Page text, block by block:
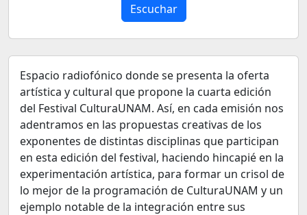
Escuchar
Espacio radiofónico donde se presenta la oferta
artística y cultural que propone la cuarta edición
del Festival CulturaUNAM. Así, en cada emisión nos
adentramos en las propuestas creativas de los
exponentes de distintas disciplinas que participan
en esta edición del festival, haciendo hincapié en la
experimentación artística, para formar un crisol de
lo mejor de la programación de CulturaUNAM y un
ejemplo notable de la integración entre sus